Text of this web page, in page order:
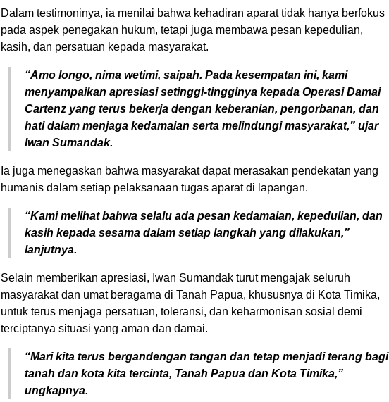
Dalam testimoninya, ia menilai bahwa kehadiran aparat tidak hanya berfokus
pada aspek penegakan hukum, tetapi juga membawa pesan kepedulian,
kasih, dan persatuan kepada masyarakat.
“Amo longo, nima wetimi, saipah. Pada kesempatan ini, kami
menyampaikan apresiasi setinggi-tingginya kepada Operasi Damai
Cartenz yang terus bekerja dengan keberanian, pengorbanan, dan
hati dalam menjaga kedamaian serta melindungi masyarakat,” ujar
Iwan Sumandak.
Ia juga menegaskan bahwa masyarakat dapat merasakan pendekatan yang
humanis dalam setiap pelaksanaan tugas aparat di lapangan.
“Kami melihat bahwa selalu ada pesan kedamaian, kepedulian, dan
kasih kepada sesama dalam setiap langkah yang dilakukan,”
lanjutnya.
Selain memberikan apresiasi, Iwan Sumandak turut mengajak seluruh
masyarakat dan umat beragama di Tanah Papua, khususnya di Kota Timika,
untuk terus menjaga persatuan, toleransi, dan keharmonisan sosial demi
terciptanya situasi yang aman dan damai.
“Mari kita terus bergandengan tangan dan tetap menjadi terang bagi
tanah dan kota kita tercinta, Tanah Papua dan Kota Timika,”
ungkapnya.